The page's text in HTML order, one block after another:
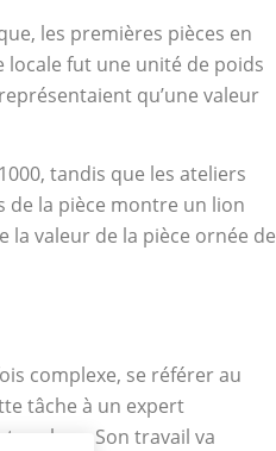
les premières pièces en
locale fut une unité de poids
qu’une valeur
tandis que les ateliers
de la pièce montre un lion
la valeur de la pièce ornée de
complexe, se référer au
tâche à un expert
valeur. Son travail va